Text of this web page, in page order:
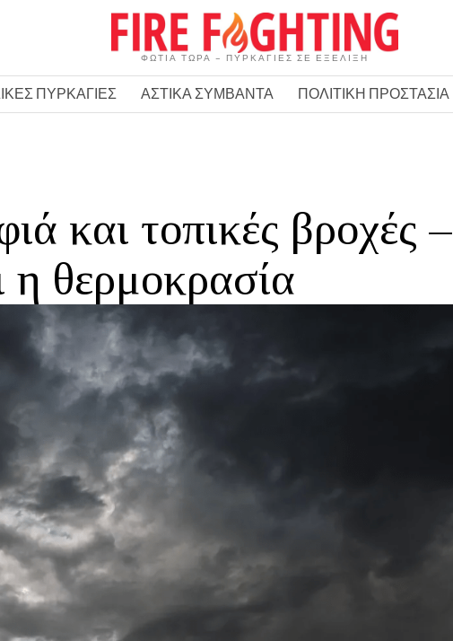
ΦΩΤΙΑ ΤΩΡΑ – ΠΥΡΚΑΓΙΕΣ ΣΕ ΕΞΕΛΙΞΗ
ΠΥΡΚΑΓΙΕΣ ΑΣΤΙΚΑ ΣΥΜΒΑΝΤΑ ΠΟΛΙΤΙΚΗ ΠΡΟΣΤΑΣΙΑ
και τοπικές βροχές –
θερμοκρασία